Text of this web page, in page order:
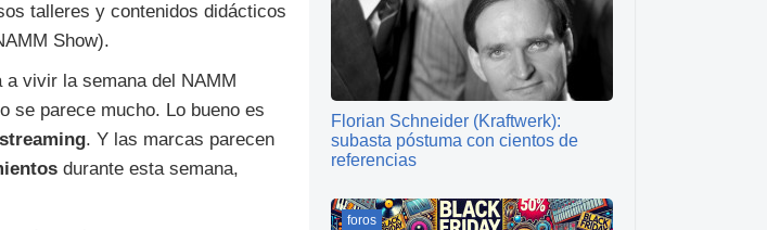
talleres y contenidos didácticos
Show).
a vivir la semana del NAMM
se parece mucho. Lo bueno es
. Y las marcas parecen
durante esta semana,
Florian Schneider (Kraftwerk):
subasta póstuma con cientos de
referencias
foros